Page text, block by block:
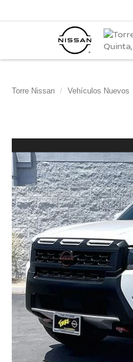
Torre Nissan Vehículos Nuevos